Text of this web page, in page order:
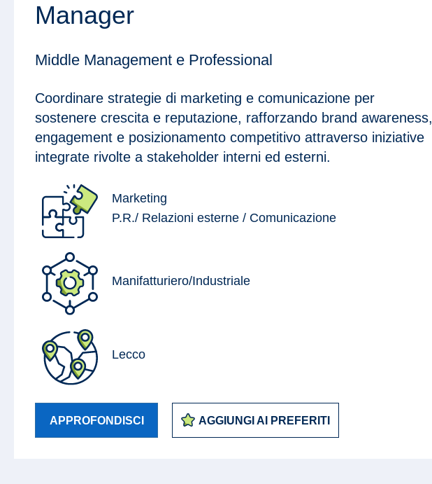
Manager
Middle Management e Professional
Coordinare strategie di marketing e comunicazione per
sostenere crescita e reputazione, rafforzando brand awareness,
engagement e posizionamento competitivo attraverso iniziative
integrate rivolte a stakeholder interni ed esterni.
Marketing
P.R./ Relazioni esterne / Comunicazione
Manifatturiero/Industriale
Lecco
APPROFONDISCI AGGIUNGI AI PREFERITI